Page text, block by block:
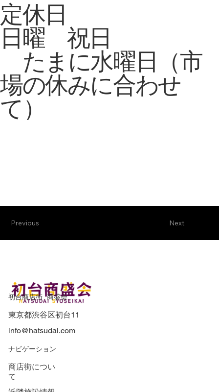
定休日
日曜 祝日
たまに水曜日（市
場の休みに合わせ
て）
Next
Previous
初台商店街 商盛会
東京都渋谷区初台11
info@hatsudai.com
​ナビゲーション
商店街につい
て